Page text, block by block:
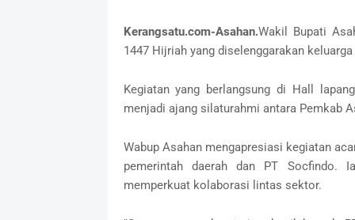
Kerangsatu.com-Asahan.Wakil Bupati
1447 Hijriah yang diselenggarakan
Kegiatan yang berlangsung di Hall
menjadi ajang silaturahmi antara Pemkab
Wabup Asahan mengapresiasi kegiatan
pemerintah daerah dan PT Socfindo.
memperkuat kolaborasi lintas sektor.